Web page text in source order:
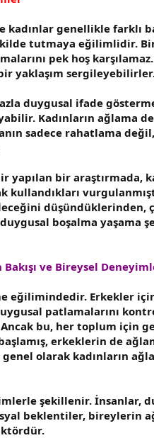
genellikle farklı
tutmaya eğilimlidir.
pek hoş
yaklaşım
duygusal ifade
Kadınların ağlama
sadece rahatlama
bir araştırmada,
düşündüklerinden,
boşalma yaşama
ve Bireysel
eğilimindedir. Erkekler
patlamalarını
bu, her toplum için
erkeklerin de
olarak kadınların
şekillenir. İnsanlar,
beklentiler, bireylerin